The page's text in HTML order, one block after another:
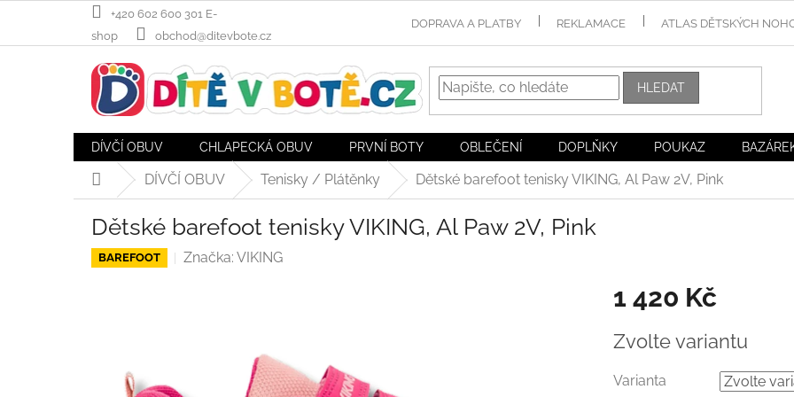
obsah
+420 602 600 301 E-
shop
obchod@ditevbote.cz
DOPRAVA A PLATBY REKLAMACE ATLAS DĚTSKÝCH
HLEDAT
DÍVČÍ OBUV CHLAPECKÁ OBUV PRVNÍ BOTY OBLEČENÍ DOPLŇKY POUKAZ
DomůDÍVČÍ OBUV Tenisky / Plátěnky Dětské barefoot tenisky VIKING, Al Paw 2V, Pink
Dětské barefoot tenisky VIKING, Al Paw 2V, Pink
BAREFOOT Značka: VIKING
1 420 Kč
cena:
Zvolte variantu
Varianta